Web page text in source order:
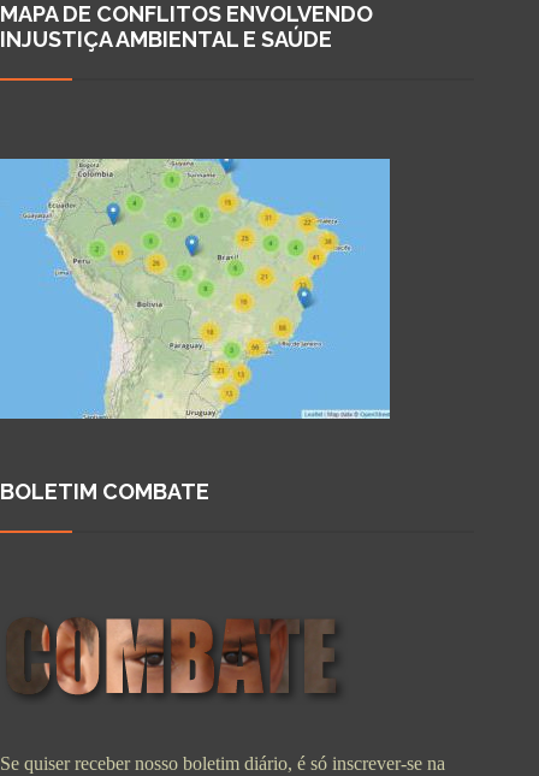
MAPA DE CONFLITOS ENVOLVENDO
INJUSTIÇA AMBIENTAL E SAÚDE
BOLETIM COMBATE
Se quiser receber nosso boletim diário, é só inscrever-se na